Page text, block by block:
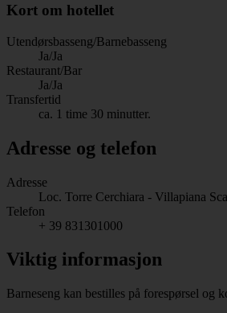
Kort om hotellet
Utendørsbasseng/Barnebasseng
Ja/Ja
Restaurant/Bar
Ja/Ja
Transfertid
ca. 1 time 30 minutter.
Adresse og telefon
Adresse
Loc. Torre Cerchiara - Villapiana
Telefon
+ 39 831301000
Viktig informasjon
Barneseng kan bestilles på forespørsel og